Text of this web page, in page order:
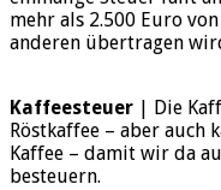
mehr als 2.500 Euro
anderen übertragen
Kaffeesteuer | Die
Röstkaffee – aber auch
Kaffee – damit wir da
besteuern.